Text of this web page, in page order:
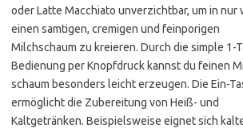
oder Latte Macchiato unverzichtbar, um in nur
einen samtigen, cremigen und feinporigen
Milchschaum zu kreieren. Durch die simple 1-
Bedienung per Knopfdruck kannst du feinen
schaum besonders leicht erzeugen. Die Ein-
ermöglicht die Zubereitung von Heiß- und
Kaltgetränken. Beispielsweise eignet sich